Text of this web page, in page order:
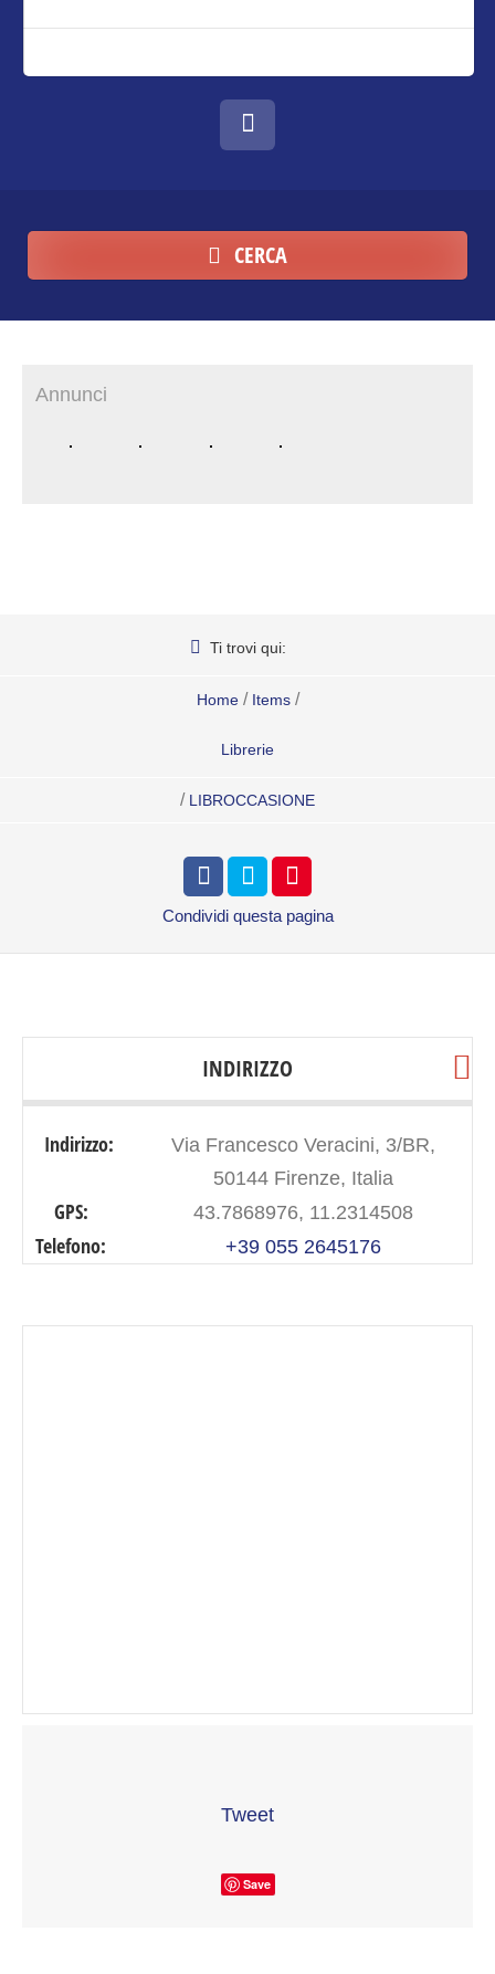
CERCA
Annunci
Ti trovi qui:
Home / Items /
Librerie
/ LIBROCCASIONE
Condividi questa pagina
INDIRIZZO
Indirizzo:
Via Francesco Veracini, 3/BR,
50144 Firenze, Italia
GPS: 43.7868976, 11.2314508
Telefono: +39 055 2645176
Tweet
Save